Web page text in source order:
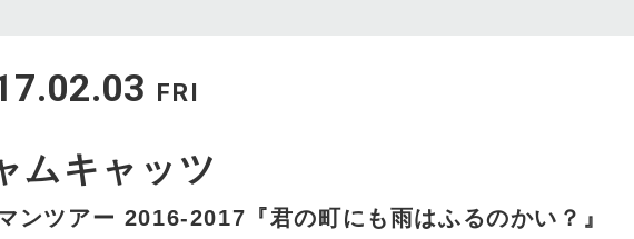
FRI
ムキャッツ
ンツアー 2016-2017『君の町にも雨はふるのかい？』